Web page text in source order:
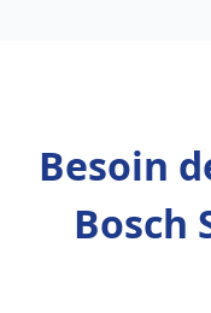
Besoin
Bosch